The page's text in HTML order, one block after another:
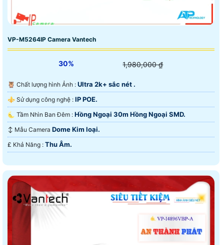
VP-M5264IP Camera Vantech
30% 1,980,000 ₫
🦉 Chất lượng hình Ảnh : Ultra 2k+ sắc nét .
⚜️ Sử dụng công nghệ : IP POE.
🌜 Tầm Nhìn Ban Đêm : Hồng Ngoại 30m Hồng Ngoại SMD.
↕️ Mẫu Camera Dome Kim loại.
️₤ Khả Năng : Thu Âm.